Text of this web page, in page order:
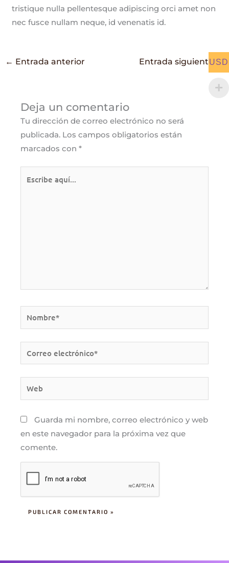
tristique nulla pellentesque adipiscing orci amet non
nec fusce nullam neque, id venenatis id.
← Entrada anterior Entrada siguiente→
Deja un comentario
Tu dirección de correo electrónico no será
publicada. Los campos obligatorios están
marcados con*
Nombre*
electrónico*
Guarda mi nombre, correo electrónico y web
en este navegador para la próxima vez que
comente.
USD